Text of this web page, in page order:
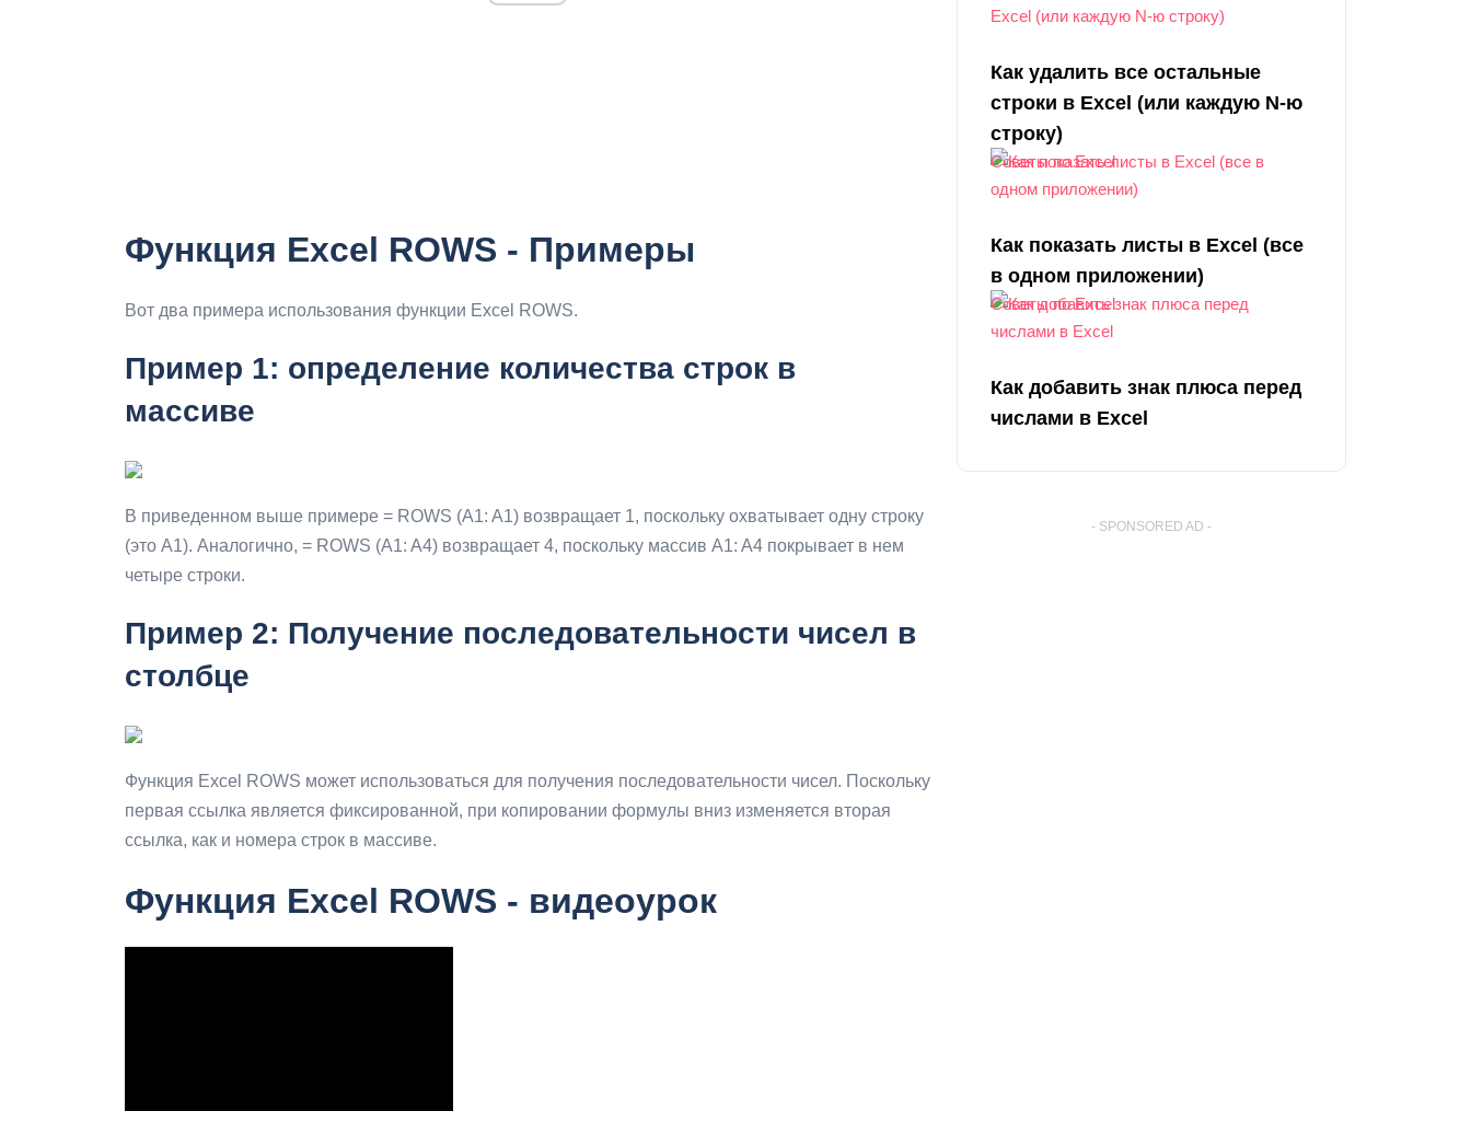
Функция Excel ROWS - Примеры
Вот два примера использования функции Excel ROWS.
Пример 1: определение количества строк в
массиве
В приведенном выше примере = ROWS (A1: A1) возвращает 1, поскольку охватывает одну строку
(это A1). Аналогично, = ROWS (A1: A4) возвращает 4, поскольку массив A1: A4 покрывает в нем
четыре строки.
Пример 2: Получение последовательности чисел в
столбце
Функция Excel ROWS может использоваться для получения последовательности чисел. Поскольку
первая ссылка является фиксированной, при копировании формулы вниз изменяется вторая
ссылка, как и номера строк в массиве.
Функция Excel ROWS - видеоурок
Как удалить все остальные
строки в Excel (или каждую N-ю
строку)
Советы по Excel
Как показать листы в Excel (все
в одном приложении)
Советы по Excel
Как добавить знак плюса перед
числами в Excel
- SPONSORED AD -